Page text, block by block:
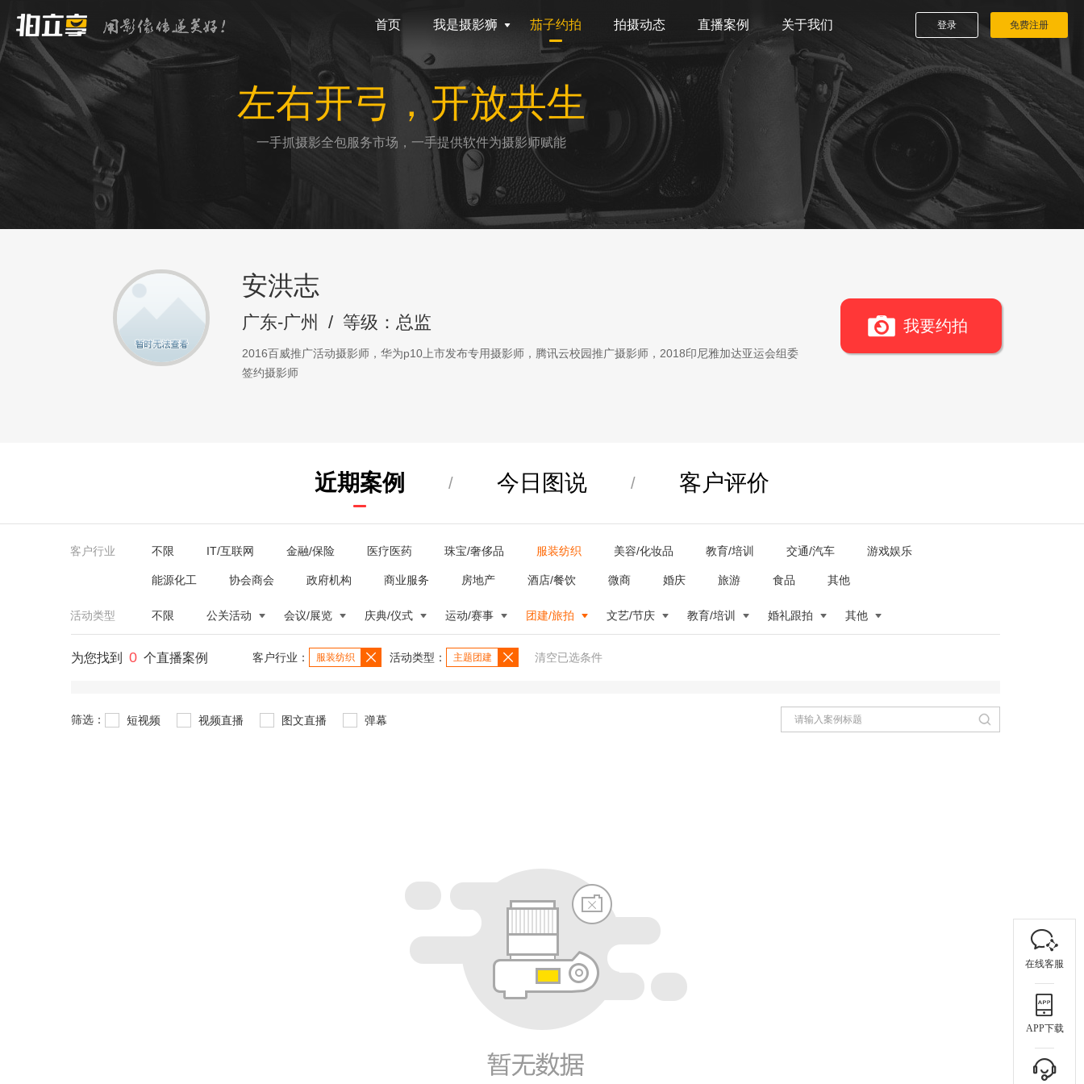
首页 我是摄影狮 茄子约拍 拍摄动态 直播案例 关于我们 登录 免费注册
左右开弓，开放共生
一手抓摄影全包服务市场，一手提供软件为摄影师赋能
安洪志
广东-广州 / 等级：总监
2016百威推广活动摄影师，华为p10上市发布专用摄影师，腾讯云校园推广摄影师，2018印尼雅加达亚运会组委
签约摄影师
我要约拍
近期案例 / 今日图说 / 客户评价
客户行业 不限 IT/互联网 金融/保险 医疗医药 珠宝/奢侈品 服装纺织 美容/化妆品 教育/培训 交通/汽车 游戏娱乐
能源化工 协会商会 政府机构 商业服务 房地产 酒店/餐饮 微商 婚庆 旅游 食品 其他
活动类型 不限 公关活动 会议/展览 庆典/仪式 运动/赛事 团建/旅拍 文艺/节庆 教育/培训 婚礼跟拍 其他
为您找到 0 个直播案例 客户行业： 服装纺织 活动类型： 主题团建 清空已选条件
筛选： 短视频 视频直播 图文直播 弹幕
在线客服
APP下载